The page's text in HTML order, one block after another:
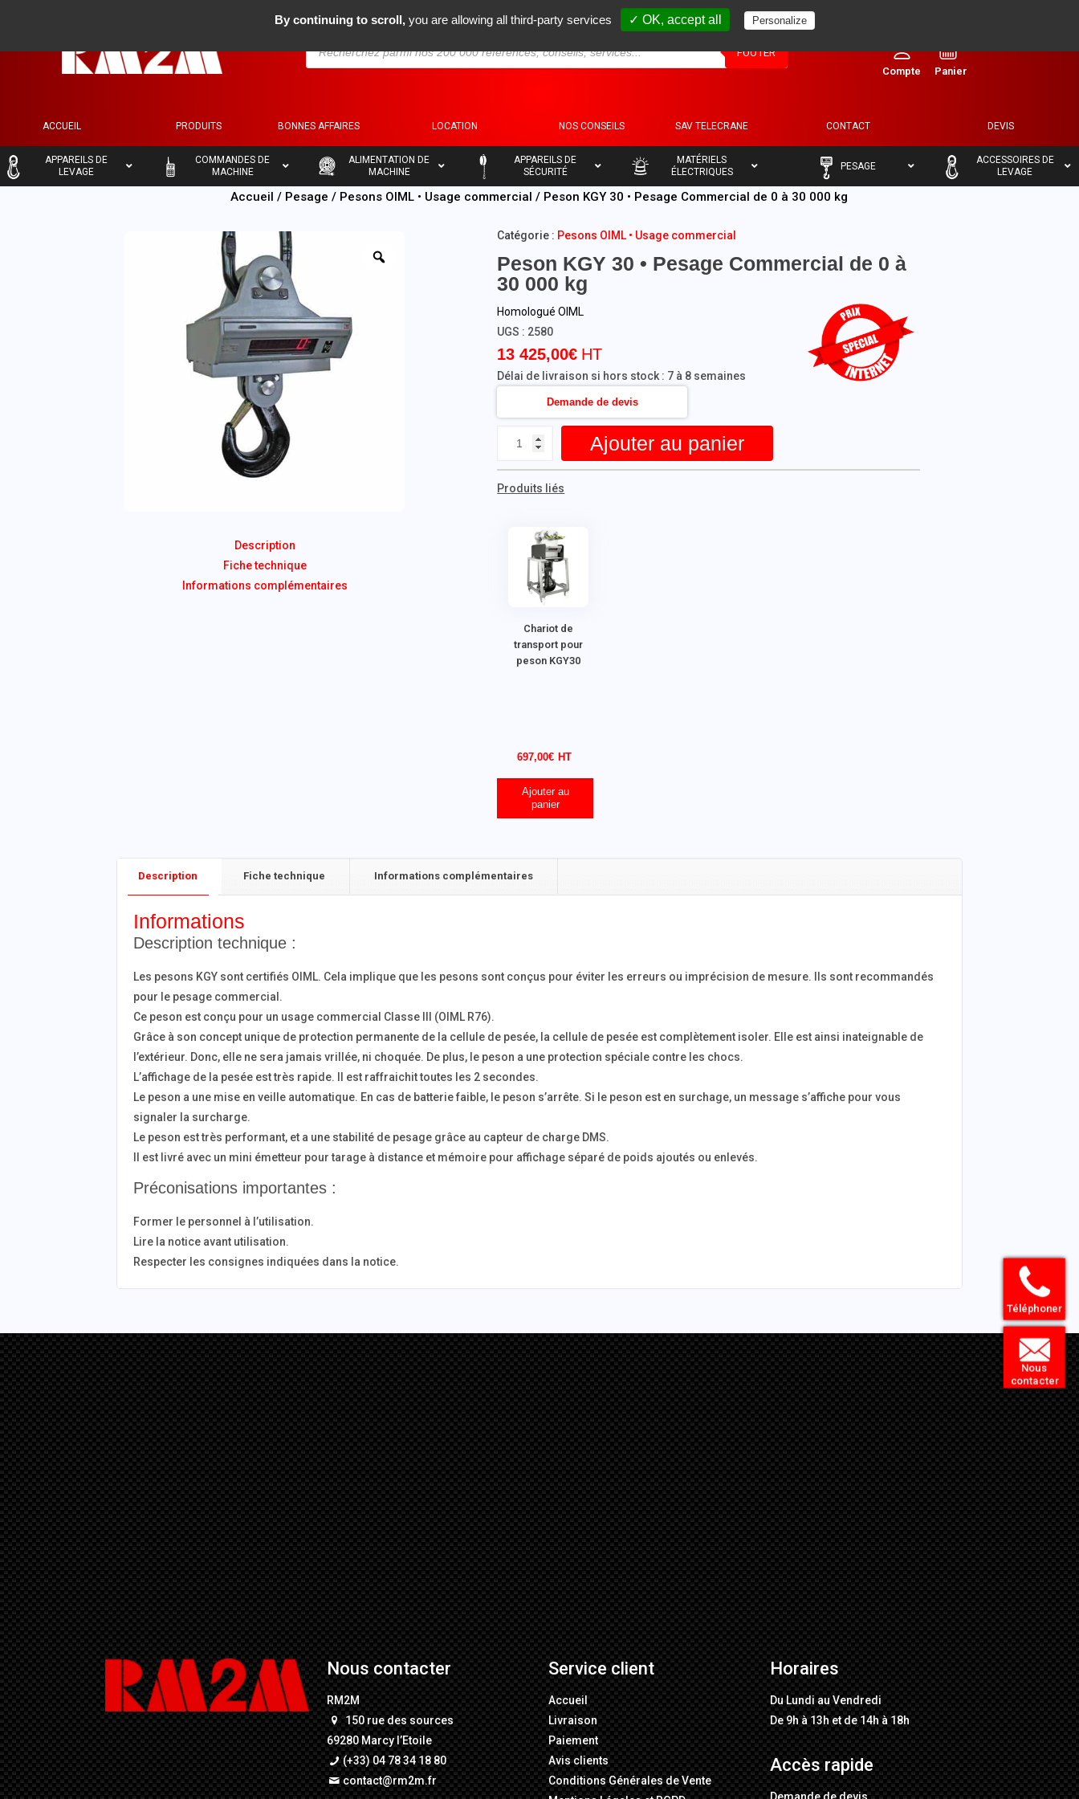
FOOTER
ACCUEIL
– PRODUITS
– BONNES AFFAIRES
– LOCATION
– NOS CONSEILS SAV TELECRANE
– CONTACT
– DEVIS
–
APPAREILS DE
LEVAGE
COMMANDES DE
MACHINE
ALIMENTATION DE
MACHINE
APPAREILS DE
SÉCURITÉ
MATÉRIELS
ÉLECTRIQUES
PESAGE
ACCESSOIRES DE
LEVAGE
Accueil / Pesage / Pesons OIML • Usage commercial / Peson KGY 30 • Pesage Commercial de 0 à 30 000 kg
Description
Fiche technique
Informations complémentaires
Peson KGY 30 • Pesage Commercial de 0 à
30 000 kg
13 425,00€
Délai de livraison si hors stock : 7 à 8 semaines
Homologué OIML
Ajouter au panier
Produits liés
Chariot de
transport pour
peson KGY30
697,00€
Ajouter au
panier
Demande de devis
UGS : 2580
Catégorie : Pesons OIML • Usage commercial
Description Fiche technique Informations complémentaires
Informations
Description technique :
Les pesons KGY sont certifiés OIML. Cela implique que les pesons sont conçus pour éviter les erreurs ou imprécision de mesure. Ils sont recommandés
pour le pesage commercial.
Ce peson est conçu pour un usage commercial Classe III (OIML R76).
Grâce à son concept unique de protection permanente de la cellule de pesée, la cellule de pesée est complètement isoler. Elle est ainsi inateignable de
l’extérieur. Donc, elle ne sera jamais vrillée, ni choquée. De plus, le peson a une protection spéciale contre les chocs.
L’affichage de la pesée est très rapide. Il est raffraichit toutes les 2 secondes.
Le peson a une mise en veille automatique. En cas de batterie faible, le peson s’arrête. Si le peson est en surchage, un message s’affiche pour vous
signaler la surcharge.
Le peson est très performant, et a une stabilité de pesage grâce au capteur de charge DMS.
Il est livré avec un mini émetteur pour tarage à distance et mémoire pour affichage séparé de poids ajoutés ou enlevés.
Préconisations importantes :
Former le personnel à l’utilisation.
Lire la notice avant utilisation.
Respecter les consignes indiquées dans la notice.
Nous contacter
RM2M
150 rue des sources
69280 Marcy l’Etoile
(+33) 04 78 34 18 80
contact@rm2m.fr
Service client
Accueil
Livraison
Paiement
Avis clients
Conditions Générales de Vente
Horaires
Du Lundi au Vendredi
De 9h à 13h et de 14h à 18h
Accès rapide
Demande de devis
Téléphoner
Nous
contacter
By continuing to scroll, you are allowing all third-party services ✓ OK, accept all Personalize